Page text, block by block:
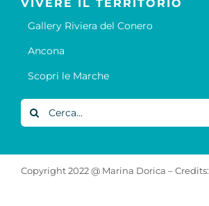
VIVERE IL TERRITORIO
Gallery Riviera del Conero
Ancona
Scopri le Marche
Cerca
per:
Copyright 2022 @ Marina Dorica – Credits: